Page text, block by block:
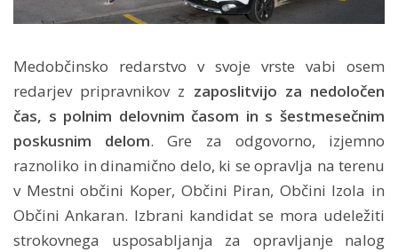
Medobčinsko redarstvo v svoje vrste vabi osem
redarjev pripravnikov z zaposlitvijo za nedoločen
čas, s polnim delovnim časom in s šestmesečnim
poskusnim delom. Gre za odgovorno, izjemno
raznoliko in dinamično delo, ki se opravlja na terenu
v Mestni občini Koper, Občini Piran, Občini Izola in
Občini Ankaran. Izbrani kandidat se mora udeležiti
strokovnega usposabljanja za opravljanje nalog